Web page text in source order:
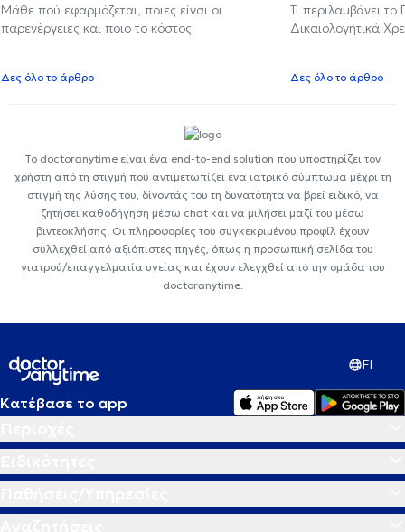
Μάθε πού εφαρμόζεται, ποιες είναι οι
παρενέργειες και ποιο το κόστος
Δες όλο το άρθρο
Τι περιλαμβάνει
Δικαιολογητικά
Δες όλο το άρθρο
Το doctoranytime είναι ένα end-to-end solution που υποστηρίζει τον
χρήστη από τη στιγμή που αντιμετωπίζει ένα ιατρικό σύμπτωμα μέχρι τη
στιγμή της λύσης του, δίνοντάς του τη δυνατότητα να βρεί ειδικό, να
ζητήσει καθοδήγηση μέσω chat και να μιλήσει μαζί του μέσω
βιντεοκλήσης. Οι πληροφορίες του συγκεκριμένου προφίλ έχουν
συλλεχθεί από αξιόπιστες πηγές, όπως η προσωπική σελίδα του
γιατρού/επαγγελματία υγείας και έχουν ελεγχθεί από την ομάδα του
doctoranytime.
EL
Κατέβασε το app